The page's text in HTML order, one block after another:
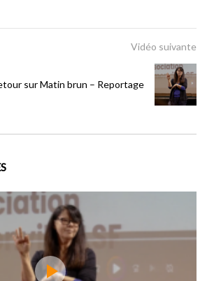
Vidéo suivante
sur Matin brun – Reportage